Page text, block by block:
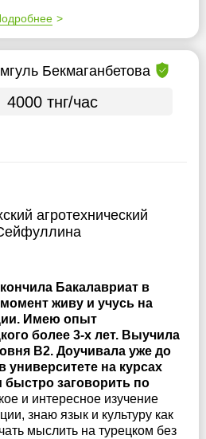
Бекмаганбетова
4000 тнг/час
агротехнический
Бакалавриат в
живу и учусь на
Имею опыт
более 3-х лет. Выучила
B2. Доучивала уже до
университете на курсах
быстро заговорить по
и интересное изучение
знаю язык и культуру как
мыслить на турецком без